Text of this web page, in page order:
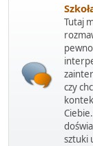
Tutaj
czy
sztuki